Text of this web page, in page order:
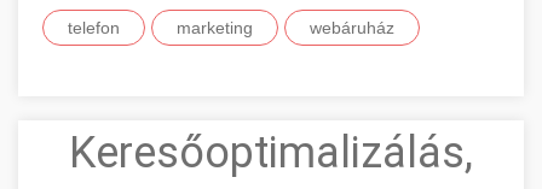
telefon marketing webáruház
Keresőoptimalizálás,